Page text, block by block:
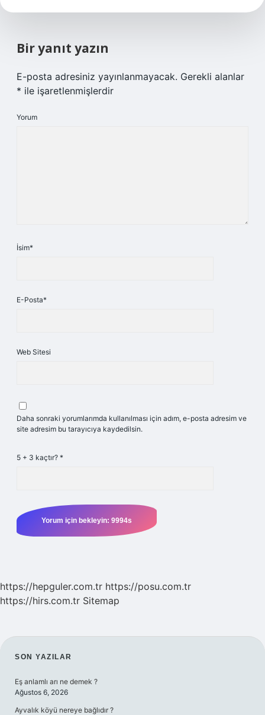
Bir yanıt yazın
E-posta adresiniz yayınlanmayacak. Gerekli alanlar
* ile işaretlenmişlerdir
Yorum
İsim*
E-Posta*
Web Sitesi
Daha sonraki yorumlarımda kullanılması için adım, e-posta adresim ve
site adresim bu tarayıcıya kaydedilsin.
5 + 3 kaçtır? *
https://hepguler.com.tr https://posu.com.tr
https://hirs.com.tr Sitemap
SIDEBAR
SON YAZILAR
Eş anlamlı arı ne demek ?
Ağustos 6, 2026
Ayvalık köyü nereye bağlıdır ?